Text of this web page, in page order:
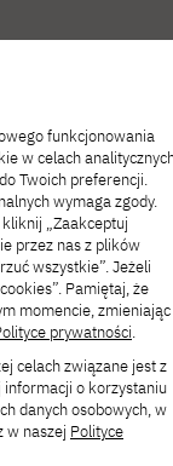
cyfrowych
(S4P)
–
funkcjonowania
w celach
Twoich preferencji.
wymaga zgody.
„Zaakceptuj
przez nas z plików
wszystkie”. Jeżeli
Pamiętaj, że
momencie, zmieniając
prywatności.
celach związane jest z
informacji o korzystaniu
danych osobowych, w
w naszej Polityce